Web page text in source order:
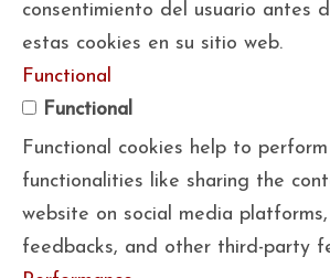
consentimiento del usuario antes
estas cookies en su sitio web.
Functional
Functional
Functional cookies help to
functionalities like sharing the
website on social media
feedbacks, and other third-party